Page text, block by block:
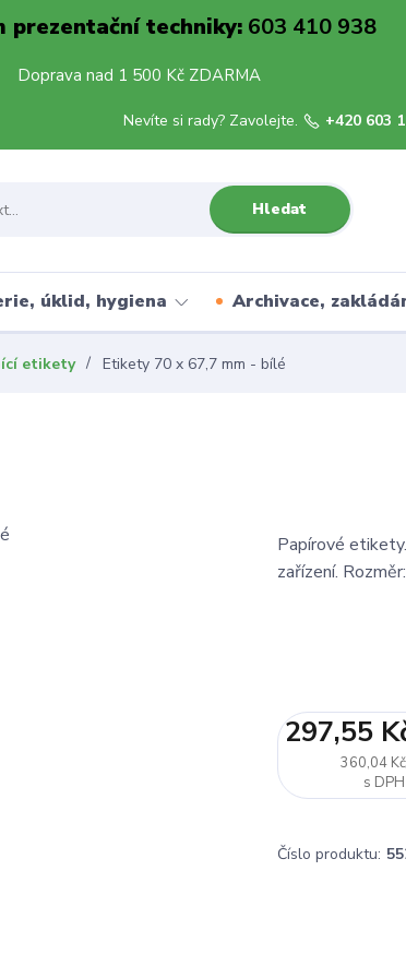
prezentační techniky:603 410 938
Doprava nad 1 500 Kč ZDARMA
Hledat
Nevíte si rady? Zavolejte. +420 603
úklid, hygiena Archivace,
etikety Etikety 70 x 67,7 mm - bílé
Papírové
zařízení.
360,04 Kč
297,55
Číslo produktu: